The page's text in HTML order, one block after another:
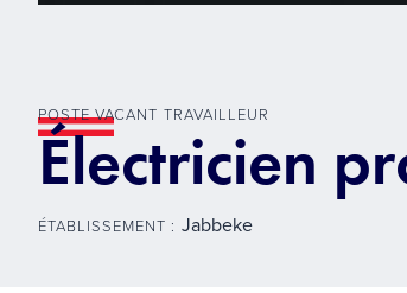
POSTE VACANT TRAVAILLEUR
Électricien
ÉTABLISSEMENT : Jabbeke